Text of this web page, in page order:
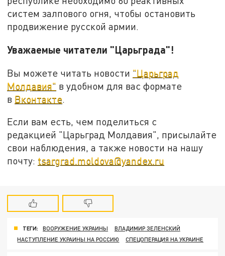
систем залпового огня, чтобы остановить
продвижение русской армии.
Уважаемые читатели "Царьграда"!
Вы можете читать новости "Царьград
Молдавия" в удобном для вас формате
в Вконтакте.
Если вам есть, чем поделиться с
редакцией "Царьград Молдавия", присылайте
свои наблюдения, а также новости на нашу
почту: tsargrad.moldova@yandex.ru
ТЕГИ: ВООРУЖЕНИЕ УКРАИНЫ
ВЛАДИМИР ЗЕЛЕНСКИЙ
НАСТУПЛЕНИЕ УКРАИНЫ НА РОССИЮ
СПЕЦОПЕРАЦИЯ НА УКРАИНЕ